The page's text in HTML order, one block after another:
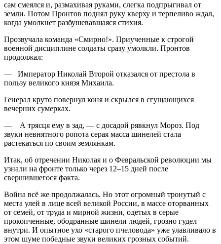
сам смеялся и, размахивая руками, слегка подпрыгивал от
земли. Потом Пронтов поднял руку кверху и терпеливо ждал,
когда умолкнет разбушевавшаяся стихия.
Прозвучала команда «Смирно!». Приученные к строгой
военной дисциплине солдаты сразу умолкли. Пронтов
продолжал:
— Император Николай Второй отказался от престола в
пользу великого князя Михаила.
Генерал круто повернул коня и скрылся в сгущающихся
вечерних сумерках.
— А трясця ему в зад, — с досадой рявкнул Мороз. Под
звуки невнятного ропота серая масса шинелей стала
растекаться по своим землянкам.
Итак, об отречении Николая и о Февральской революции мы
узнали на фронте только через 12–15 дней после
свершившегося факта.
Война всё же продолжалась. Но этот огромный тронутый с
места улей в лице всей великой России, в массе оторванных
от семей, от труда и мирной жизни, одетых в серые
прокопченные, ободранные шинели людей, грозно гудел
внутри. И опытное ухо «старого пчеловода» уже улавливало в
этом шуме победные звуки великих грозных событий.